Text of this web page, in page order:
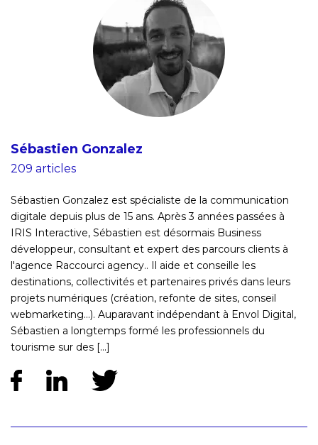
Sébastien Gonzalez
209 articles
Sébastien Gonzalez est spécialiste de la communication
digitale depuis plus de 15 ans. Après 3 années passées à
IRIS Interactive, Sébastien est désormais Business
développeur, consultant et expert des parcours clients à
l'agence Raccourci agency.. Il aide et conseille les
destinations, collectivités et partenaires privés dans leurs
projets numériques (création, refonte de sites, conseil
webmarketing...). Auparavant indépendant à Envol Digital,
Sébastien a longtemps formé les professionnels du
tourisme sur des [...]